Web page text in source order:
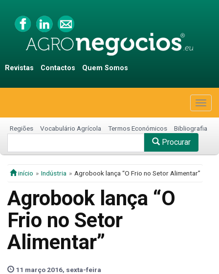
Revistas Contactos Quem Somos
Regiões Vocabulário Agrícola Termos Económicos Bibliografia
Procurar
início Indústria Agrobook lança “O Frio no Setor Alimentar”
Agrobook lança “O
Frio no Setor
Alimentar”
11 março 2016, sexta-feira